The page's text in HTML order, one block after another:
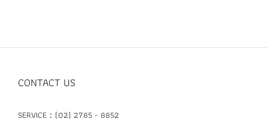
CONTACT US
SERVICE：(02) 2785 - 8852